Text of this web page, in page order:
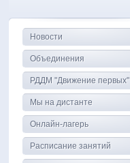
Новости
Объединения
РДДМ "Движение первых"
Мы на дистанте
Онлайн-лагерь
Расписание занятий